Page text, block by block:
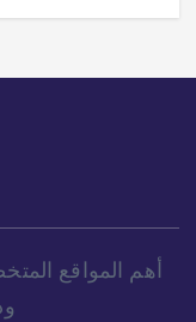
أهم المواقع